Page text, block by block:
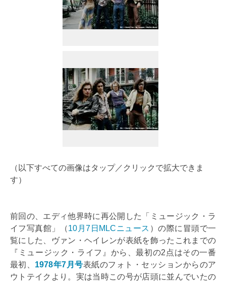
（以下すべての画像はタップ／クリックで拡大できま
す）
前回の、エディ他界時に再公開した「ミュージック・ラ
イフ写真館」（10月7日MLCニュース ）の際に冒頭で一
覧にした、ヴァン・ヘイレンが表紙を飾ったこれまでの
『ミュージック・ライフ』から、最初の2点はその一番
最初、 1978年7月号表紙のフォト・セッションからのア
ウトテイクより。実は当時この号が店頭に並んでいたの